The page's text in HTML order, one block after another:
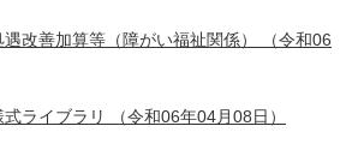
改善加算等（障がい福祉関係）
（令和06
ライブラリ （令和06年04月08日）